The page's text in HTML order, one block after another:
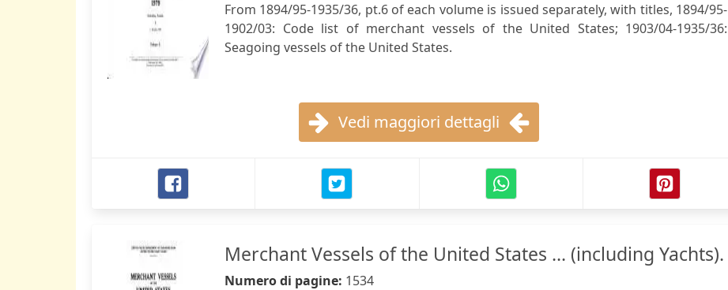
From 1894/95-1935/36, pt.6 of each volume is issued separately, with titles, 1894/95-
1902/03: Code list of merchant vessels of the United States; 1903/04-1935/36:
Seagoing vessels of the United States.
Vedi maggiori dettagli
Merchant Vessels of the United States ... (including Yachts).
Numero di pagine: 1534